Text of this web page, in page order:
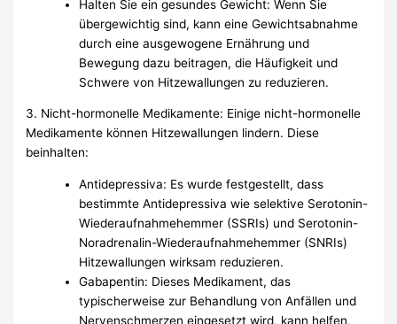
Halten Sie ein gesundes Gewicht: Wenn Sie
übergewichtig sind, kann eine Gewichtsabnahme
durch eine ausgewogene Ernährung und
Bewegung dazu beitragen, die Häufigkeit und
Schwere von Hitzewallungen zu reduzieren.
3. Nicht-hormonelle Medikamente: Einige nicht-hormonelle
Medikamente können Hitzewallungen lindern. Diese
beinhalten:
Antidepressiva: Es wurde festgestellt, dass
bestimmte Antidepressiva wie selektive Serotonin-
Wiederaufnahmehemmer (SSRIs) und Serotonin-
Noradrenalin-Wiederaufnahmehemmer (SNRIs)
Hitzewallungen wirksam reduzieren.
Gabapentin: Dieses Medikament, das
typischerweise zur Behandlung von Anfällen und
Nervenschmerzen eingesetzt wird, kann helfen,